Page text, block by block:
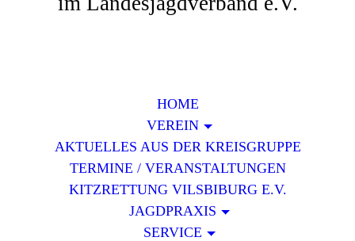
HOME
VEREIN
AKTUELLES AUS DER KREISGRUPPE
TERMINE / VERANSTALTUNGEN
KITZRETTUNG VILSBIBURG E.V.
JAGDPRAXIS
SERVICE